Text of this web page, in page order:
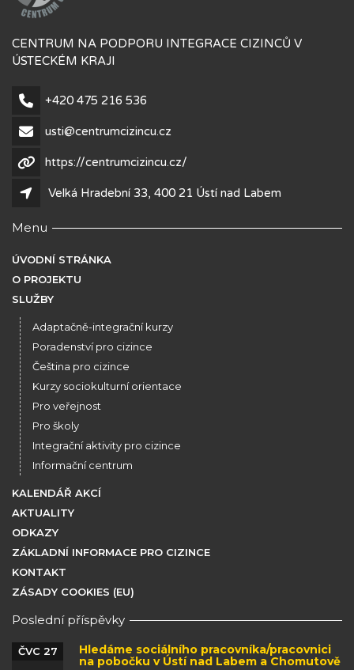
CENTRUM NA PODPORU INTEGRACE CIZINCŮ V
ÚSTECKÉM KRAJI
+420 475 216 536
usti@centrumcizincu.cz
https://centrumcizincu.cz/
Velká Hradební 33, 400 21 Ústí nad Labem
Menu
ÚVODNÍ STRÁNKA
O PROJEKTU
SLUŽBY
Adaptačně-integrační kurzy
Poradenství pro cizince
Čeština pro cizince
Kurzy sociokulturní orientace
Pro veřejnost
Pro školy
Integrační aktivity pro cizince
Informační centrum
KALENDÁŘ AKCÍ
AKTUALITY
ODKAZY
ZÁKLADNÍ INFORMACE PRO CIZINCE
KONTAKT
ZÁSADY COOKIES (EU)
Poslední příspěvky
Hledáme sociálního pracovníka/pracovnici
na pobočku v Ústí nad Labem a Chomutově
ČVC 27